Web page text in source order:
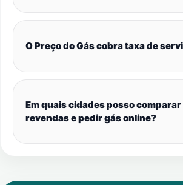
O Preço do Gás cobra taxa de
Em quais cidades posso comparar
revendas e pedir gás online?